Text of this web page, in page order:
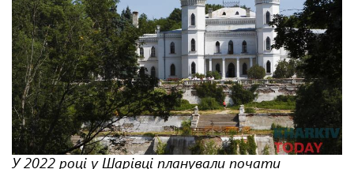
У 2022 році у Шарівці планували почати